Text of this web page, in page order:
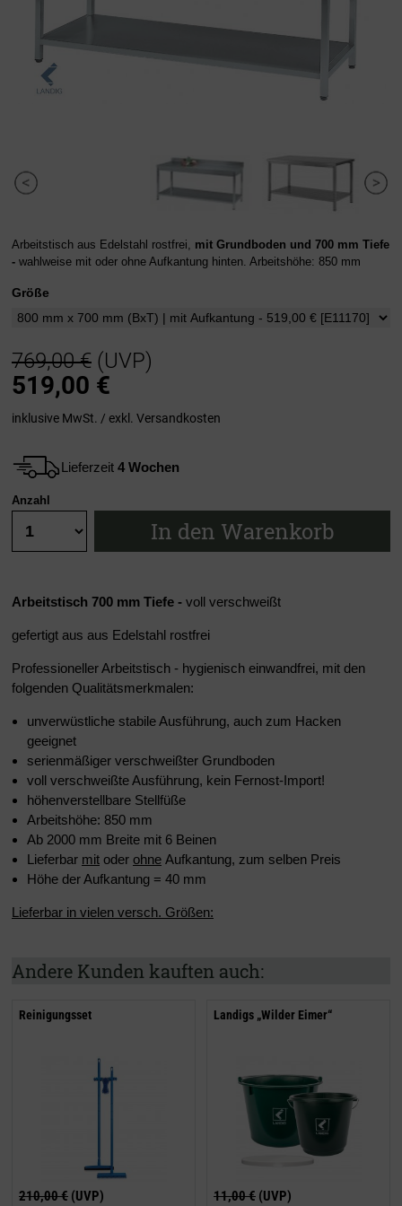
Arbeitstisch aus Edelstahl rostfrei, mit Grundboden und 700 mm Tiefe
- wahlweise mit oder ohne Aufkantung hinten. Arbeitshöhe: 850 mm
Größe
769,00 € (UVP)
519,00 €
inklusive MwSt. / exkl. Versandkosten
Lieferzeit 4 Wochen
Anzahl
In den Warenkorb
Arbeitstisch 700 mm Tiefe - voll verschweißt
gefertigt aus aus Edelstahl rostfrei
Professioneller Arbeitstisch - hygienisch einwandfrei, mit den
folgenden Qualitätsmerkmalen:
unverwüstliche stabile Ausführung, auch zum Hacken
geeignet
serienmäßiger verschweißter Grundboden
voll verschweißte Ausführung, kein Fernost-Import!
höhenverstellbare Stellfüße
Arbeitshöhe: 850 mm
Ab 2000 mm Breite mit 6 Beinen
Lieferbar mit oder ohne Aufkantung, zum selben Preis
Höhe der Aufkantung = 40 mm
Lieferbar in vielen versch. Größen:
Andere Kunden kauften auch:
Reinigungsset
210,00 € (UVP)
Landigs „Wilder Eimer“
11,00 € (UVP)